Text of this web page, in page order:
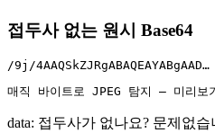
접두사 없는 원시 Base64
/9j/4AAQSkZJRgABAQEAYABgAAD…
매직 바이트로 JPEG 탐지 — 미리
data: 접두사가 없나요? 문제없